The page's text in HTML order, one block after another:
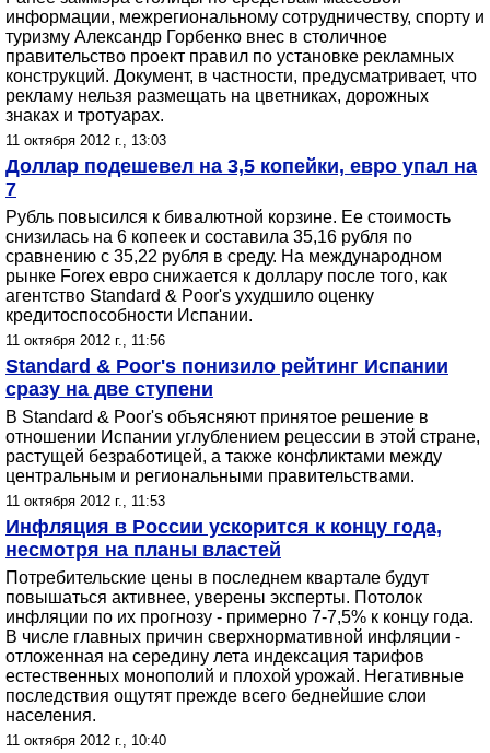
информации, межрегиональному сотрудничеству, спорту и
туризму Александр Горбенко внес в столичное
правительство проект правил по установке рекламных
конструкций. Документ, в частности, предусматривает, что
рекламу нельзя размещать на цветниках, дорожных
знаках и тротуарах.
11 октября 2012 г., 13:03
Доллар подешевел на 3,5 копейки, евро упал на
7
Рубль повысился к бивалютной корзине. Ее стоимость
снизилась на 6 копеек и составила 35,16 рубля по
сравнению с 35,22 рубля в среду. На международном
рынке Forex евро снижается к доллару после того, как
агентство Standard & Poor's ухудшило оценку
кредитоспособности Испании.
11 октября 2012 г., 11:56
Standard & Poor's понизило рейтинг Испании
сразу на две ступени
В Standard & Poor's объясняют принятое решение в
отношении Испании углублением рецессии в этой стране,
растущей безработицей, а также конфликтами между
центральным и региональными правительствами.
11 октября 2012 г., 11:53
Инфляция в России ускорится к концу года,
несмотря на планы властей
Потребительские цены в последнем квартале будут
повышаться активнее, уверены эксперты. Потолок
инфляции по их прогнозу - примерно 7-7,5% к концу года.
В числе главных причин сверхнормативной инфляции -
отложенная на середину лета индексация тарифов
естественных монополий и плохой урожай. Негативные
последствия ощутят прежде всего беднейшие слои
населения.
11 октября 2012 г., 10:40